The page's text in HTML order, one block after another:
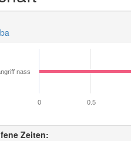
nass
0 0.5
Zeiten: